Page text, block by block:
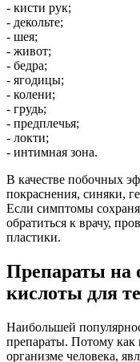
- кисти рук;
- декольте;
- шея;
- живот;
- бедра;
- ягодицы;
- колени;
- грудь;
- предплечья;
- локти;
- интимная зона.
В качестве побочных
покраснения, синяки,
Если симптомы
обратиться к врачу,
пластики.
Препараты на
кислоты для
Наибольшей
препараты. Потому как
организме человека,